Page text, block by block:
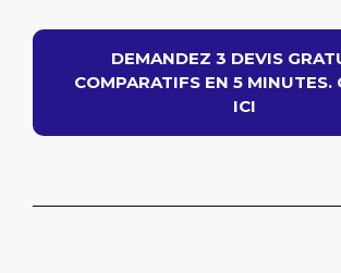
DEMANDEZ 3 DEVIS
COMPARATIFS EN 5 MINUTES.
ICI